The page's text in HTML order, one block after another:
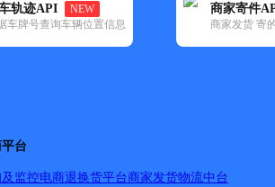
轨迹API
NEW
车牌号查询车辆位置信息
商家寄件
商家发货 寄
台
监控电商退换货平台商家发货物流中台
内
-凉山彝族自治州-德昌县
凉山州德昌县老碾乡